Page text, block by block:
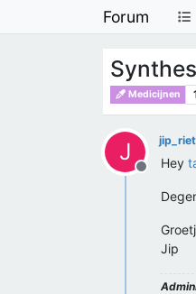
Forum
Medicijnen
J
Offline
Hey
Jip